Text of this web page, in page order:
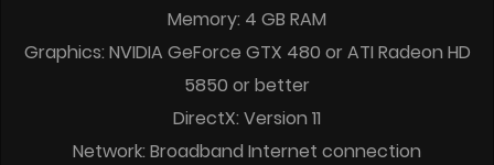
Memory: 4 GB RAM
Graphics: NVIDIA GeForce GTX 480 or ATI Radeon HD
5850 or better
DirectX: Version 11
Network: Broadband Internet connection